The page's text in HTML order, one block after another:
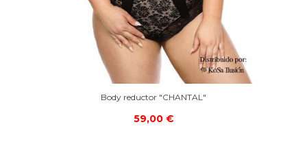
Body reductor "CHANTAL"
59,00 €